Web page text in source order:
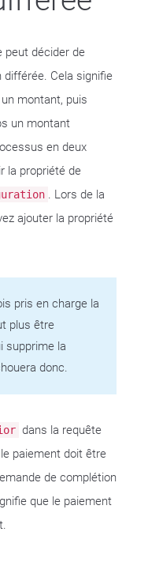
peut décider de
différée. Cela signifie
montant, puis
un montant
en deux
la propriété de
. Lors de la
ajouter la propriété
pris en charge la
plus être
supprime la
donc.
dans la requête
paiement doit être
de complétion
que le paiement